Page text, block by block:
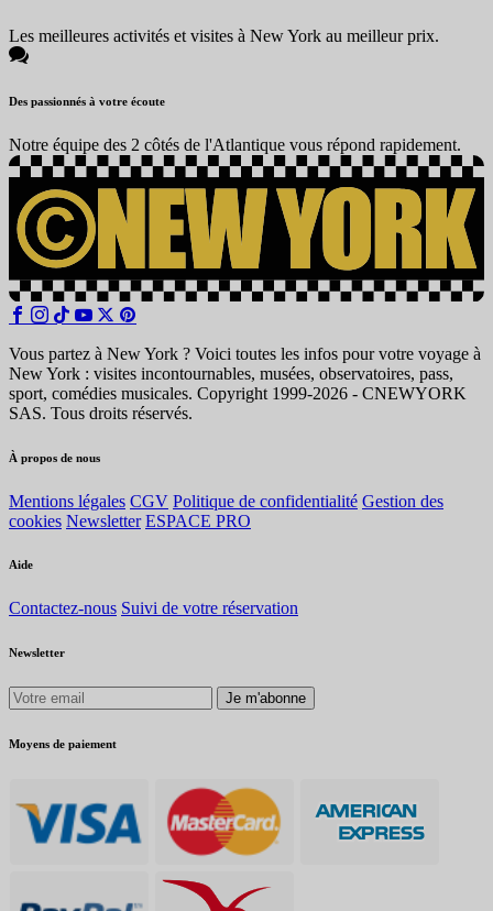
Les meilleures activités et visites à New York au meilleur prix.
Des passionnés à votre écoute
Notre équipe des 2 côtés de l'Atlantique vous répond rapidement.
Vous partez à New York ? Voici toutes les infos pour votre voyage à
New York : visites incontournables, musées, observatoires, pass,
sport, comédies musicales. Copyright 1999-2026 - CNEWYORK
SAS. Tous droits réservés.
À propos de nous
Mentions légales CGV Politique de confidentialité Gestion des
cookies Newsletter ESPACE PRO
Aide
Contactez-nous Suivi de votre réservation
Newsletter
Je m'abonne
Moyens de paiement